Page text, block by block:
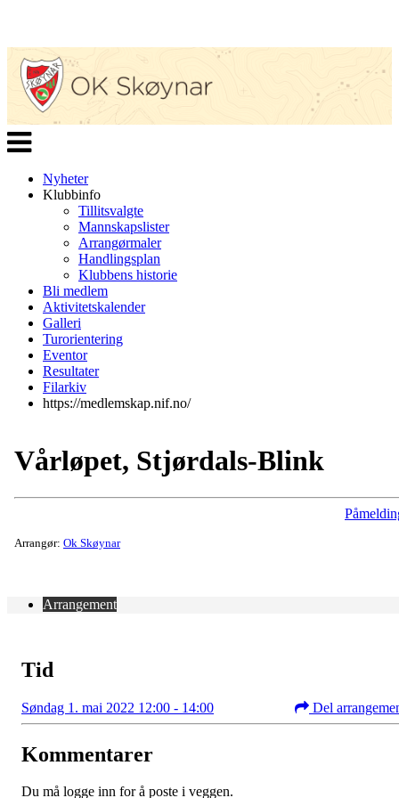
Veksle
navigasjon
Nyheter
Klubbinfo
Tillitsvalgte
Mannskapslister
Arrangørmaler
Handlingsplan
Klubbens historie
Bli medlem
Aktivitetskalender
Galleri
Turorientering
Eventor
Resultater
Filarkiv
https://medlemskap.nif.no/
Vårløpet, Stjørdals-Blink
Arrangør: Ok Skøynar
Arrangement
Tid
Søndag 1. mai 2022 12:00 - 14:00 Del
Kommentarer
Du må logge inn for å poste i veggen.